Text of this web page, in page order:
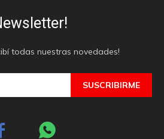
todas nuestras novedades!
SUSCRIBIRME
